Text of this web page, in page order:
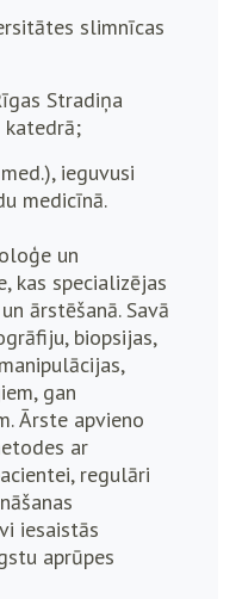
slimnīcas
Stradiņa
katedrā;
ieguvusi
medicīnā.
un
kas specializējas
ārstēšanā. Savā
biopsijas,
gan
Ārste apvieno
ar
regulāri
iesaistās
aprūpes